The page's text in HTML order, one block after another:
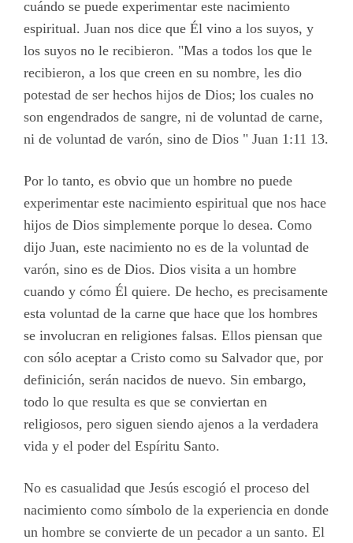
cuándo se puede experimentar este nacimiento
espiritual. Juan nos dice que Él vino a los suyos, y
los suyos no le recibieron. "Mas a todos los que le
recibieron, a los que creen en su nombre, les dio
potestad de ser hechos hijos de Dios; los cuales no
son engendrados de sangre, ni de voluntad de carne,
ni de voluntad de varón, sino de Dios " Juan 1:11 13.
Por lo tanto, es obvio que un hombre no puede
experimentar este nacimiento espiritual que nos hace
hijos de Dios simplemente porque lo desea. Como
dijo Juan, este nacimiento no es de la voluntad de
varón, sino es de Dios. Dios visita a un hombre
cuando y cómo Él quiere. De hecho, es precisamente
esta voluntad de la carne que hace que los hombres
se involucran en religiones falsas. Ellos piensan que
con sólo aceptar a Cristo como su Salvador que, por
definición, serán nacidos de nuevo. Sin embargo,
todo lo que resulta es que se conviertan en
religiosos, pero siguen siendo ajenos a la verdadera
vida y el poder del Espíritu Santo.
No es casualidad que Jesús escogió el proceso del
nacimiento como símbolo de la experiencia en donde
un hombre se convierte de un pecador a un santo. El